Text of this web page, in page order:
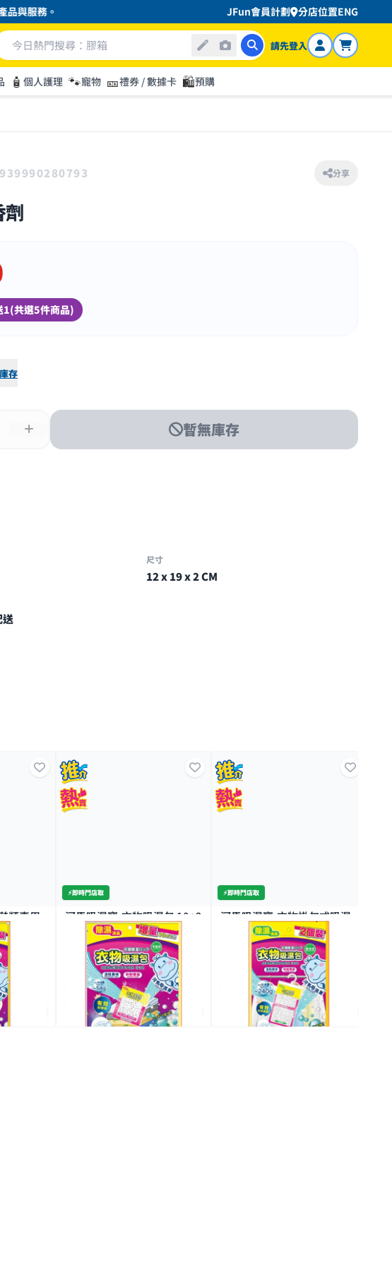
服務。 JFun會員計劃 分店位置ENG
請先登入
🧴 個人護理 🐾寵物 🎫禮券 / 數據卡 🛍️預購
分享
劑
1(共選5件商品)
存
暫無庫存
尺寸
12 x 19 x 2 CM
送
類專用
)
⚡️即時門店取
河馬吸濕寶-衣物吸濕包 10+2
1K+
$23.9 $29.9
全場買4送1(共選5件商品)
⚡️即時門店取
河馬吸濕寶-衣物掛勾式吸濕
$19.9 $25.9
全場買4送1(共選5件商品)